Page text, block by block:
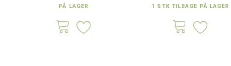
PÅ LAGER 1 STK TILBAGE PÅ LAGER